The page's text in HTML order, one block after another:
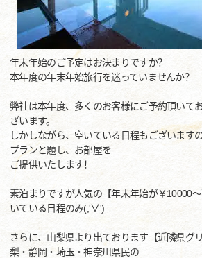
年末年始のご予定はお決まりですか？
本年度の年末年始旅行を迷っていませんか？
弊社は本年度、多くのお客様にご予約頂いて
ざいます。
しかしながら、空いている日程もございます
プランと題し、お部屋を
ご提供いたします！
素泊まりですが人気の【年末年始が￥10000
いている日程のみ(;'∀')
さらに、山梨県より出ております【近隣県グ
梨・静岡・埼玉・神奈川県民の